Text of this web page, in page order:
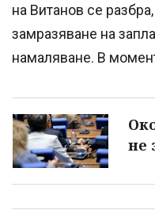
на Витанов се
замразяване на
намаляване. В
не